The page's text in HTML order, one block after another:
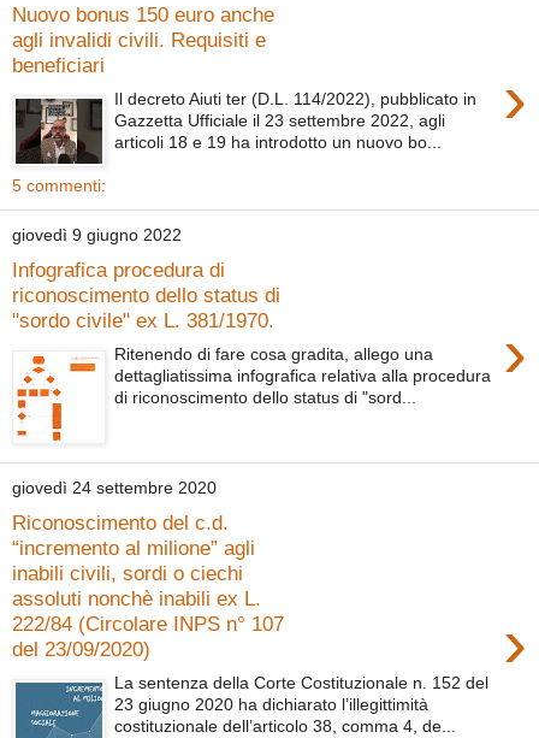
Nuovo bonus 150 euro anche
agli invalidi civili. Requisiti e
beneficiari
›
Il decreto Aiuti ter (D.L. 114/2022), pubblicato in
Gazzetta Ufficiale il 23 settembre 2022, agli
articoli 18 e 19 ha introdotto un nuovo bo...
5 commenti:
giovedì 9 giugno 2022
Infografica procedura di
riconoscimento dello status di
"sordo civile" ex L. 381/1970.
›
Ritenendo di fare cosa gradita, allego una
dettagliatissima infografica relativa alla procedura
di riconoscimento dello status di "sord...
giovedì 24 settembre 2020
Riconoscimento del c.d.
“incremento al milione” agli
inabili civili, sordi o ciechi
assoluti nonchè inabili ex L.
222/84 (Circolare INPS n° 107
del 23/09/2020)
›
La sentenza della Corte Costituzionale n. 152 del
23 giugno 2020 ha dichiarato l’illegittimità
costituzionale dell’articolo 38, comma 4, de...